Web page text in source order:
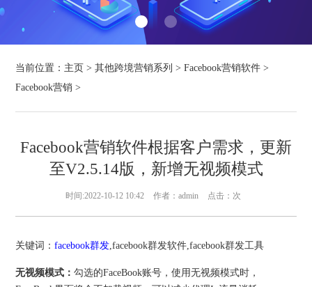
当前位置： 主页 >其他跨境营销系列 >Facebook营销软件 >
Facebook营销 >
Facebook营销软件根据客户需求，更新
至V2.5.14版，新增无视频模式
时间:2022-10-12 10:42 作者：admin 点击： 次
关键词：facebook群发,facebook群发软件,facebook群发工具
无视频模式：勾选的FaceBook账号，使用无视频模式时，